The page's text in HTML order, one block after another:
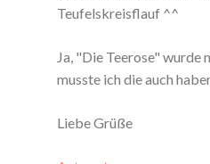
Teufelskreisflauf ^^
Ja, "Die Teerose" wurde
musste ich die auch
Liebe Grüße